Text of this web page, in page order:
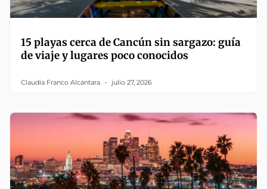
15 playas cerca de Cancún sin sargazo: guía
de viaje y lugares poco conocidos
Claudia Franco Alcántara julio 27, 2026